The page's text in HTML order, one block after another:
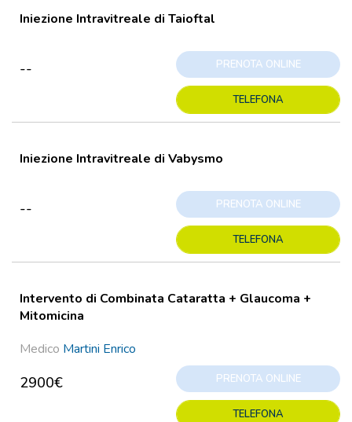
Iniezione Intravitreale di Taioftal
-- PRENOTA ONLINE
TELEFONA
Iniezione Intravitreale di Vabysmo
-- PRENOTA ONLINE
TELEFONA
Intervento di Combinata Cataratta + Glaucoma +
Mitomicina
Medico Martini Enrico
2900€ PRENOTA ONLINE
TELEFONA